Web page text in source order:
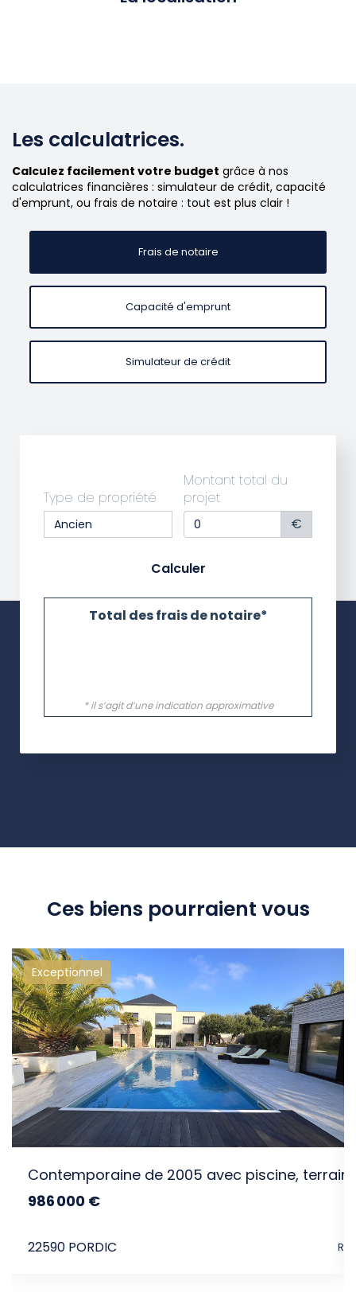
Les calculatrices.
Calculez facilement votre budget grâce à nos
calculatrices financières : simulateur de crédit, capacité
d'emprunt, ou frais de notaire : tout est plus clair !
Frais de notaire
Capacité d'emprunt
Simulateur de crédit
Ces biens pourraient vous
intéresser
Exceptionnel
Contemporaine de 2005 avec piscine, terrain
986 000 €
22590 PORDIC